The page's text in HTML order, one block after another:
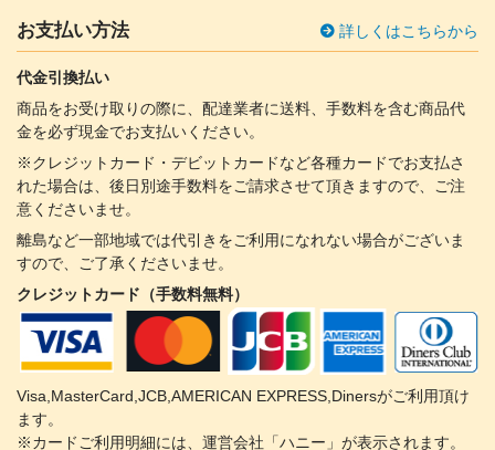
お支払い方法 詳しくはこちらから
代金引換払い
商品をお受け取りの際に、配達業者に送料、手数料を含む商品代
金を必ず現金でお支払いください。
※クレジットカード・デビットカードなど各種カードでお支払さ
れた場合は、後日別途手数料をご請求させて頂きますので、ご注
意くださいませ。
離島など一部地域では代引きをご利用になれない場合がございま
すので、ご了承くださいませ。
クレジットカード（手数料無料）
Visa,MasterCard,JCB,AMERICAN EXPRESS,Dinersがご利用頂け
ます。
※カードご利用明細には、運営会社「ハニー」が表示されます。